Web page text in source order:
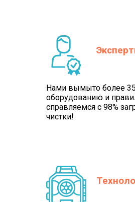
Нами вымыто более
оборудованию и
справляемся с 98%
чистки!